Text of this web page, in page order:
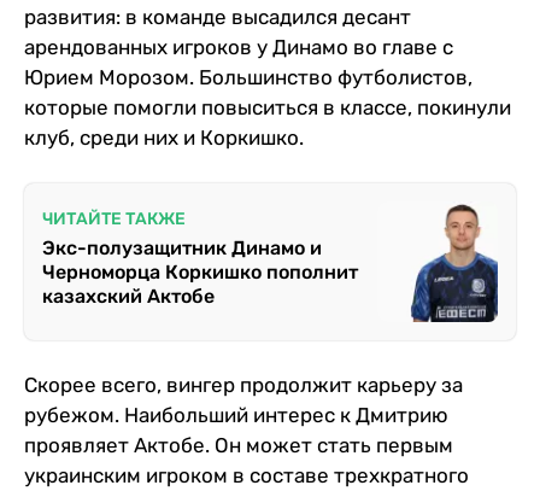
развития: в команде высадился десант
арендованных игроков у Динамо во главе с
Юрием Морозом. Большинство футболистов,
которые помогли повыситься в классе, покинули
клуб, среди них и Коркишко.
ЧИТАЙТЕ ТАКЖЕ
Экс-полузащитник Динамо и
Черноморца Коркишко пополнит
казахский Актобе
Скорее всего, вингер продолжит карьеру за
рубежом. Наибольший интерес к Дмитрию
проявляет Актобе. Он может стать первым
украинским игроком в составе трехкратного